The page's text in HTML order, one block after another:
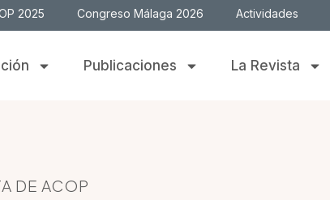
2025 Congreso Málaga 2026 Actividades
Publicaciones La Revista
DE ACOP